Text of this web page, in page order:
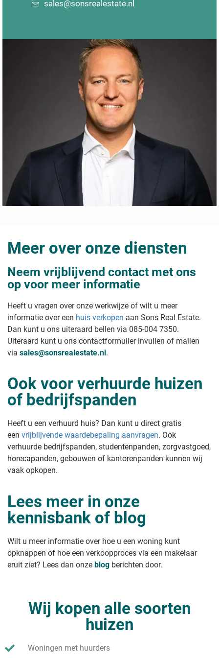
Huis verkopen zonder voorbehoud
Huis verkopen zonder voorlopig
Huis verkopen zonder nieuw huis te
Huis verkopen zonder te verhuizen
Huis verkopen met notariële
Huis verkopen met
samenlevingscontract
Huis verkopen met zonnepanelen
btw
Huis verkopen met
Aso buren en uw huis verkopen?
Huis onderhands verkopen
Huis snel verkopen na aankoop
Huis in onverdeeldheid verkopen
Huis verkopen met lopende
rechtszaak
Appartement zonder vve verkopen
Huis verkopen waar beslag op ligt
Huis verkopen als je al een koper
hebt
Huis verkopen type
Nieuwbouwhuis verkopen
Flat verkopen
Koophuis verkopen
Woonhuis verkopen
Herenhuis verkopen
Appartement verkopen
Nieuw huis kopen oude verkopen
Oud huis verkopen
Pakhuis verkopen
Gezondheidscentrum verkopen
Recreatiewoning verkopen
Een recreatiewoning verkopen waar
je permanent mag wonen
Onbewoond huis verkopen
Klushuis verkopen
Overwaarde huis opnemen voor
Overwaarde gebruiken zonder huis
te verkopen
Huis verkopen &
Terughuren
Huis verkopen aan kind en
terughuren
Huis verkopen aan kind en blijven
wonen
Je huis verkopen en toch in blijven
wonen
Huis verkopen aan de bank en
terughuren
Huis verkopen en in een camper
Waarde
Verkoopwaarde van uw huis
Wat is de verkoopwaarde van mijn
huis?
verkopen?
Waarde verhuurde woning bij
verkoop
Waarde oud huis met achterstallig
onderhoud
Hoeveel is mijn huis minder waard
in verhuurde staat?
Huis verkopen aan kind onder de
waarde
Tips & stappenplan
Stappenplan huis verkopen
Huis verkopen tips
Huis sneller verkopen
sales@sonsrealestate.nl
Meer over onze diensten
Neem vrijblijvend contact met ons
op voor meer informatie
Heeft u vragen over onze werkwijze of wilt u meer
informatie over een huis verkopen aan Sons Real Estate.
Dan kunt u ons uiteraard bellen via 085-004 7350.
Uiteraard kunt u ons contactformulier invullen of mailen
via sales@sonsrealestate.nl.
Ook voor verhuurde huizen
of bedrijfspanden
Heeft u een verhuurd huis? Dan kunt u direct gratis
een vrijblijvende waardebepaling aanvragen. Ook
verhuurde bedrijfspanden, studentenpanden, zorgvastgoed,
horecapanden, gebouwen of kantorenpanden kunnen wij
vaak opkopen.
Lees meer in onze
kennisbank of blog
Wilt u meer informatie over hoe u een woning kunt
opknappen of hoe een verkoopproces via een makelaar
eruit ziet? Lees dan onze blog berichten door.
Wij kopen alle soorten
huizen
Woningen met huurders